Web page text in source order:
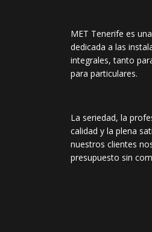
MET Tenerife es
dedicada a las
integrales, tanto
para particulares.
La seriedad, la
calidad y la plena
nuestros clientes
presupuesto sin